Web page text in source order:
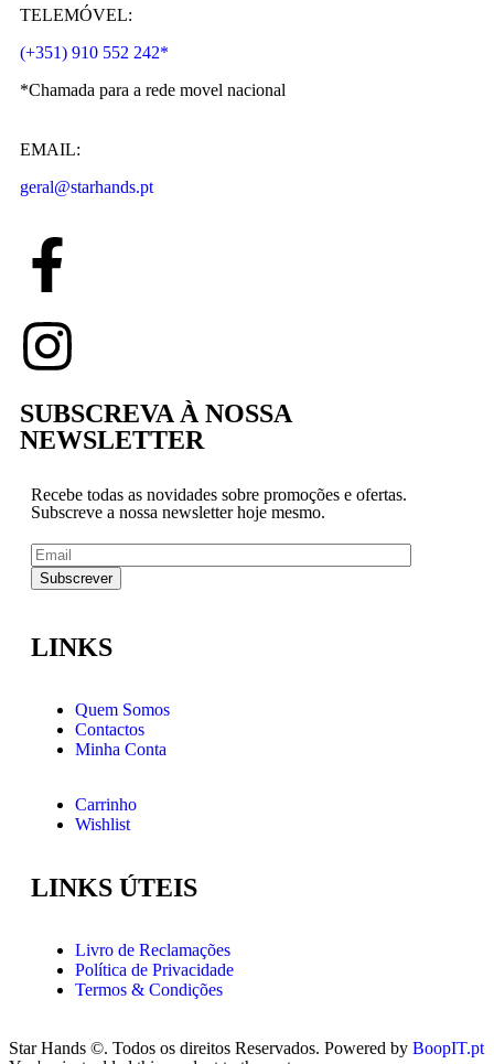
TELEMÓVEL:
(+351) 910 552 242*
*Chamada para a rede movel nacional
EMAIL:
geral@starhands.pt
SUBSCREVA À NOSSA
NEWSLETTER
Recebe todas as novidades sobre promoções e ofertas.
Subscreve a nossa newsletter hoje mesmo.
LINKS
Quem Somos
Contactos
Minha Conta
Carrinho
Wishlist
LINKS ÚTEIS
Livro de Reclamações
Política de Privacidade
Termos & Condições
Star Hands ©. Todos os direitos Reservados. Powered by BoopIT.pt